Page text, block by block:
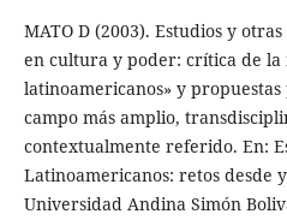
MATO D (2003). Estudios y
en cultura y poder: crítica de la
latinoamericanos» y
campo más amplio,
contextualmente referido. En:
Latinoamericanos: retos desde
Universidad Andina Simón